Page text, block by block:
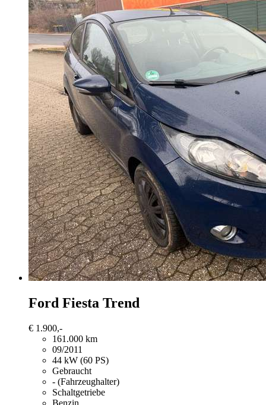
Ford Fiesta Trend
€ 1.900,-
161.000 km
09/2011
44 kW (60 PS)
Gebraucht
- (Fahrzeughalter)
Schaltgetriebe
Benzin